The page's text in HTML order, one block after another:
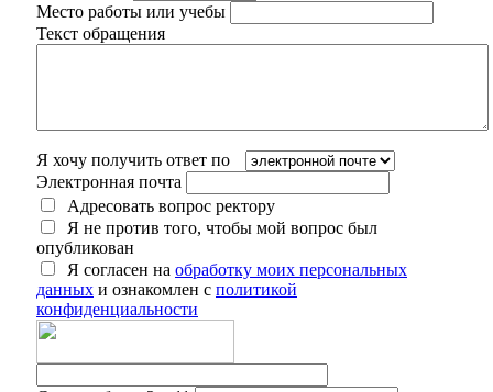
Место работы или учебы
Текст обращения
Я хочу получить ответ по
Электронная почта
Адресовать вопрос ректору
Я не против того, чтобы мой вопрос был
опубликован
Я согласен на обработку моих персональных
данных и ознакомлен с политикой
конфиденциальности